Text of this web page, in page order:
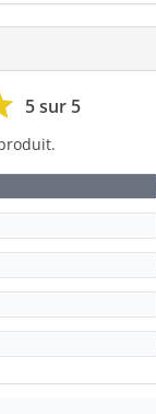
5 sur 5